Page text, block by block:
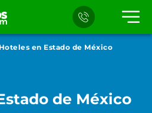
Hoteles en Estado de México
de México